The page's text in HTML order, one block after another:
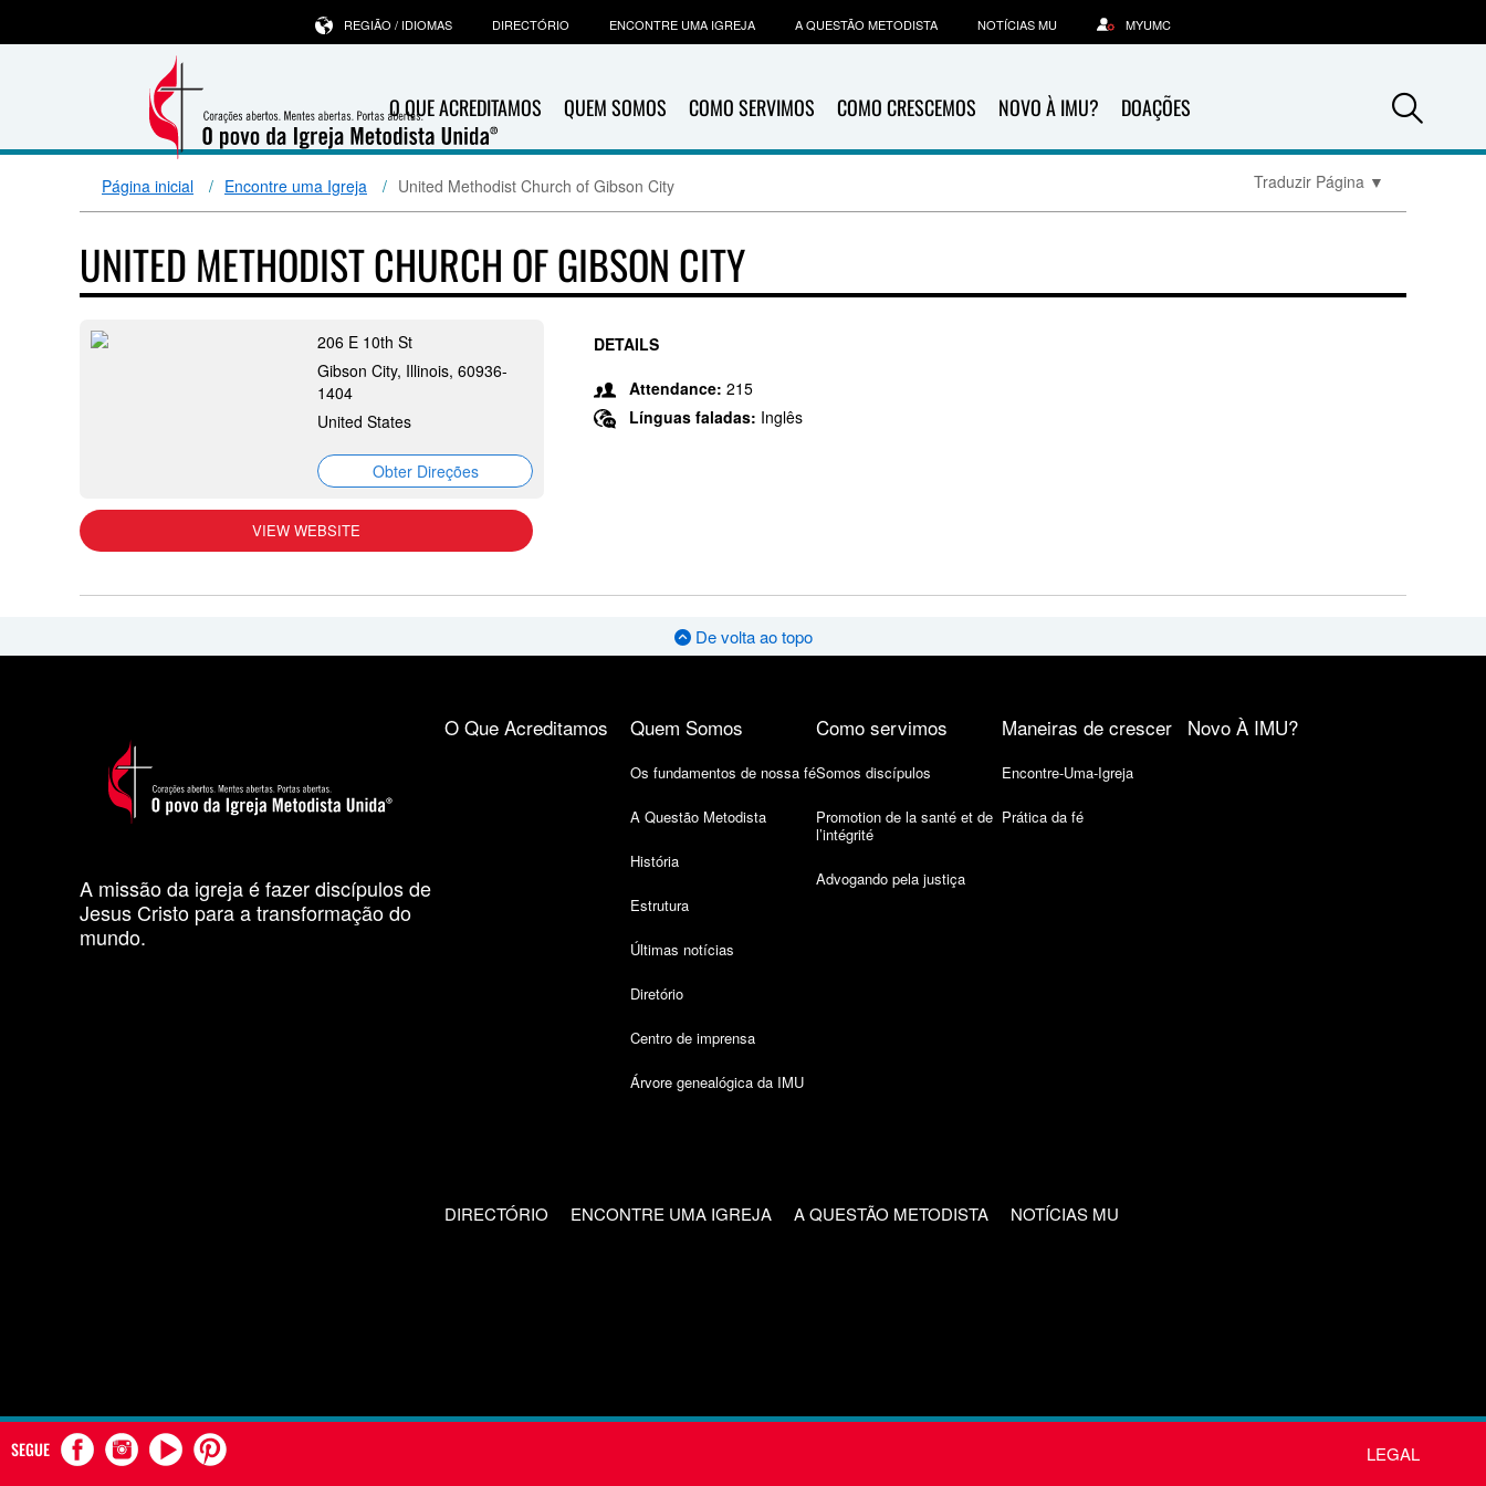
O QUE ACREDITAMOS QUEM SOMOS COMO SERVIMOS COMO CRESCEMOS NOVO À IMU? DOAÇÕES
REGIÃO / IDIOMAS DIRECTÓRIO ENCONTRE UMA IGREJA A QUESTÃO METODISTA NOTÍCIAS MU MYUMC
Página inicial Encontre uma Igreja United Methodist Church of Gibson City Traduzir Página ▼
UNITED METHODIST CHURCH OF GIBSON CITY
206 E 10th St
Gibson City, Illinois, 60936-
1404
United States
Obter Direções
VIEW WEBSITE
DETAILS
Attendance: 215
Línguas faladas: Inglês
De volta ao topo
A missão da igreja é fazer discípulos de
Jesus Cristo para a transformação do
mundo.
O Que Acreditamos Quem Somos
Os fundamentos de nossa fé
A Questão Metodista
História
Estrutura
Últimas notícias
Diretório
Centro de imprensa
Árvore genealógica da IMU
Como servimos
Somos discípulos
Promotion de la santé et de
l’intégrité
Advogando pela justiça
Maneiras de crescer
Encontre-Uma-Igreja
Prática da fé
Novo À IMU?
DIRECTÓRIO ENCONTRE UMA IGREJA A QUESTÃO METODISTA NOTÍCIAS MU
SEGUE LEGAL